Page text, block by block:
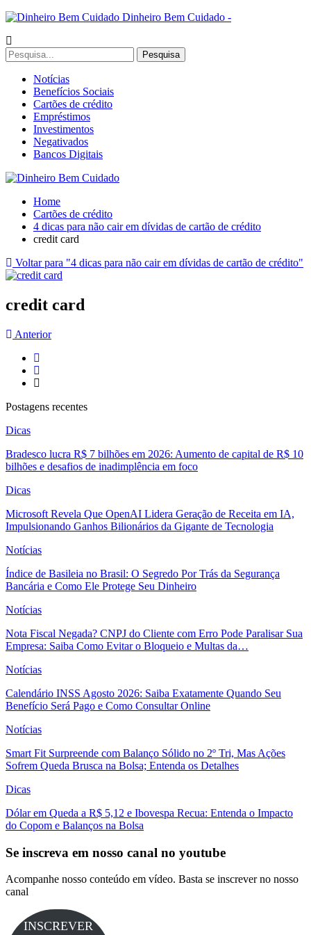
Dinheiro Bem Cuidado -
Notícias
Benefícios Sociais
Cartões de crédito
Empréstimos
Investimentos
Negativados
Bancos Digitais
Home
Cartões de crédito
4 dicas para não cair em dívidas de cartão de crédito
credit card
Voltar para "4 dicas para não cair em dívidas de cartão de crédito"
credit card
Anterior
Postagens recentes
Dicas
Bradesco lucra R$ 7 bilhões em 2026: Aumento de capital de R$ 10
bilhões e desafios de inadimplência em foco
Dicas
Microsoft Revela Que OpenAI Lidera Geração de Receita em IA,
Impulsionando Ganhos Bilionários da Gigante de Tecnologia
Notícias
Índice de Basileia no Brasil: O Segredo Por Trás da Segurança
Bancária e Como Ele Protege Seu Dinheiro
Notícias
Nota Fiscal Negada? CNPJ do Cliente com Erro Pode Paralisar Sua
Empresa: Saiba Como Evitar o Bloqueio e Multas da…
Notícias
Calendário INSS Agosto 2026: Saiba Exatamente Quando Seu
Benefício Será Pago e Como Consultar Online
Notícias
Smart Fit Surpreende com Balanço Sólido no 2º Tri, Mas Ações
Sofrem Queda Brusca na Bolsa; Entenda os Detalhes
Dicas
Dólar em Queda a R$ 5,12 e Ibovespa Recua: Entenda o Impacto
do Copom e Balanços na Bolsa
Se inscreva em nosso canal no youtube
Acompanhe nosso conteúdo em vídeo. Basta se inscrever no nosso
canal
INSCREVER